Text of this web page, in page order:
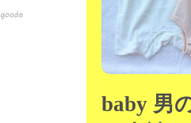
baby 男